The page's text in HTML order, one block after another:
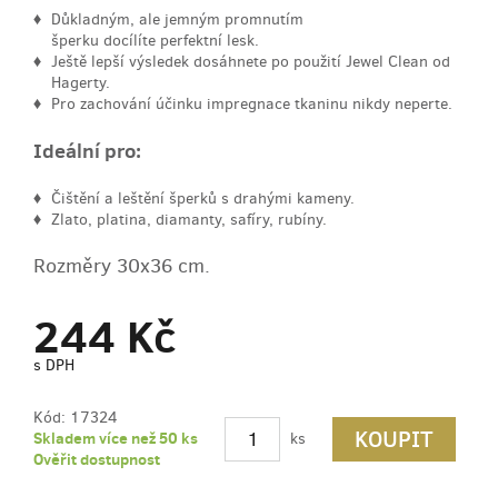
Důkladným, ale jemným promnutím
šperku docílíte perfektní lesk.
Ještě lepší výsledek dosáhnete po použití Jewel Clean od
Hagerty.
Pro zachování účinku impregnace tkaninu nikdy neperte.
Ideální pro:
Čištění a leštění šperků s drahými kameny.
Zlato, platina, diamanty, safíry, rubíny.
Rozměry 30x36 cm.
244 Kč
s DPH
Kód: 17324
Skladem více než 50 ks
Ověřit dostupnost
ks KOUPIT